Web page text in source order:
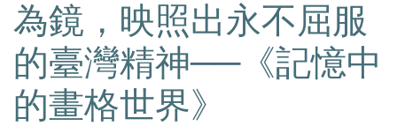
為鏡，映照出永不屈服
的臺灣精神──《記憶中
的畫格世界》